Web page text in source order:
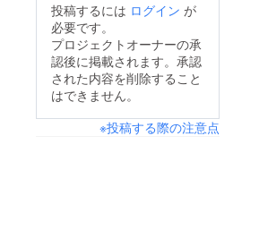
投稿するには ログイン が
必要です。
プロジェクトオーナーの承
認後に掲載されます。承認
された内容を削除すること
はできません。
※投稿する際の注意点